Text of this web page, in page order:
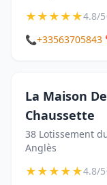
★★★★★4.8/5
📞+33563705843
La Maison
Chaussette
38 Lotissement
Anglès
★★★★★4.8/5